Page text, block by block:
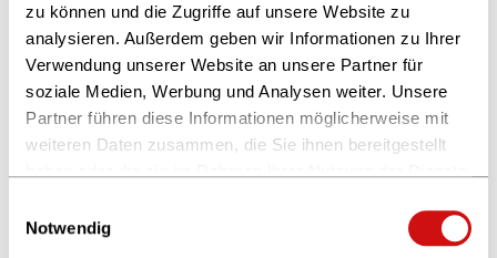
zu können und die Zugriffe auf unsere Website zu
analysieren. Außerdem geben wir Informationen zu Ihrer
Verwendung unserer Website an unsere Partner für
soziale Medien, Werbung und Analysen weiter. Unsere
Partner führen diese Informationen möglicherweise mit
weiteren Daten zusammen, die Sie ihnen bereitgestellt
Weitere Informationen finden Sie in unserer
Notwendig